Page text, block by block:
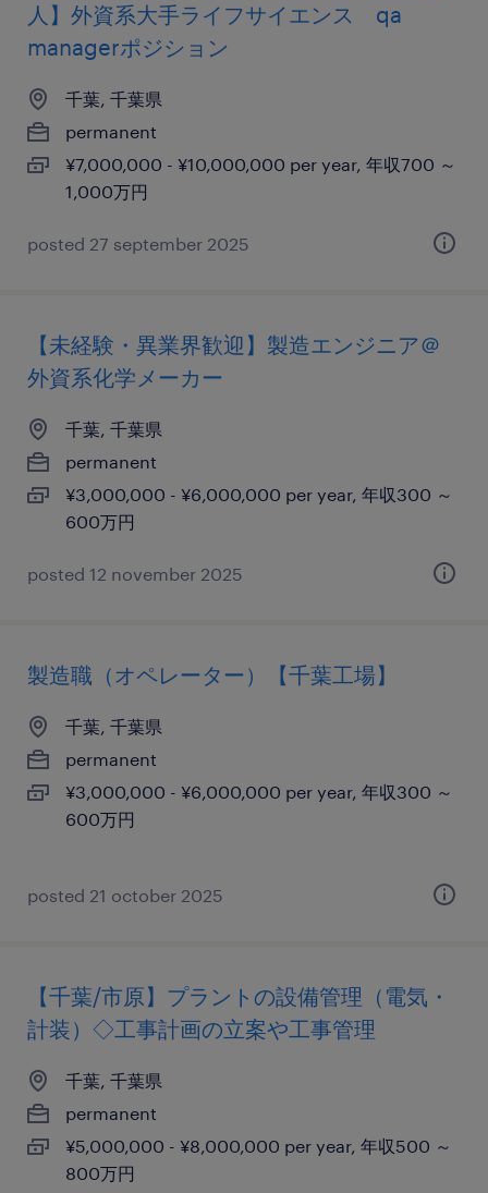
人】外資系大手ライフサイエンス qa
managerポジション
千葉, 千葉県
permanent
¥7,000,000 - ¥10,000,000 per year, 年収700 ～
1,000万円
posted 27 september 2025
【未経験・異業界歓迎】製造エンジニア＠
外資系化学メーカー
千葉, 千葉県
permanent
¥3,000,000 - ¥6,000,000 per year, 年収300 ～
600万円
posted 12 november 2025
製造職（オペレーター）【千葉工場】
千葉, 千葉県
permanent
¥3,000,000 - ¥6,000,000 per year, 年収300 ～
600万円
posted 21 october 2025
【千葉/市原】プラントの設備管理（電気・
計装）◇工事計画の立案や工事管理
千葉, 千葉県
permanent
¥5,000,000 - ¥8,000,000 per year, 年収500 ～
800万円